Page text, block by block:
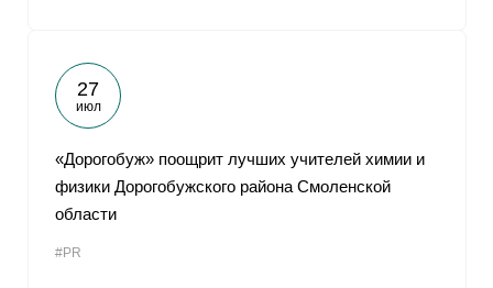
27
июл
«Дорогобуж» поощрит лучших учителей химии и
физики Дорогобужского района Смоленской
области
#PR